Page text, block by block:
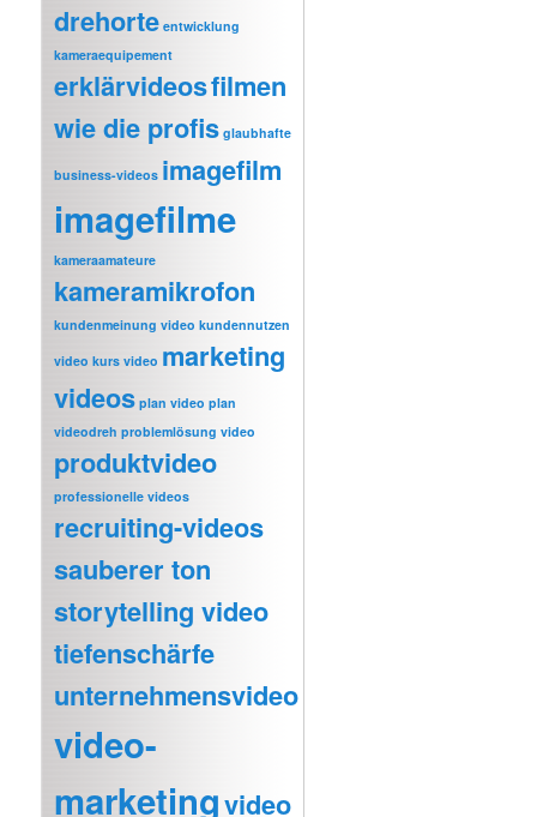
drehorte entwicklung
kameraequipement
erklärvideosfilmen
wie die profis glaubhafte
business-videos imagefilm
imagefilme
kameraamateure
kameramikrofon
kundenmeinung video kundennutzen
video kurs video marketing
videos plan video plan
videodreh problemlösung video
produktvideo
professionelle videos
recruiting-videos
sauberer ton
storytelling video
tiefenschärfe
unternehmensvideo
video-
marketingvideo